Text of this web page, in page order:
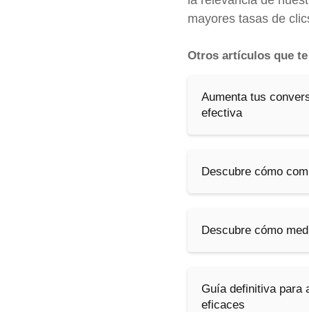
mayores tasas de
Otros artículos que
Aumenta tus
efectiva
Descubre cómo
Descubre cómo
Guía definitiva para
eficaces